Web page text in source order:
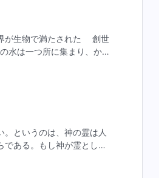
が生物で満たされた 創世
水は一つ所に集まり、かわ
というのは、神の霊は人
ある。もし神が霊として